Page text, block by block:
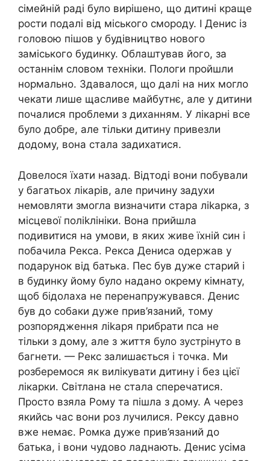
сімейній раді було вирішено, що дитині краще
рости подалі від міського смороду. І Денис із
головою пішов у будівництво нового
заміського будинку. Облаштував його, за
останнім словом техніки. Пологи пройшли
нормально. Здавалося, що далі на них могло
чекати лише щасливе майбутнє, але у дитини
почалися проблеми з диханням. У лікарні все
було добре, але тільки дитину привезли
додому, вона стала задихатися.
Довелося їхати назад. Відтоді вони побували
у багатьох лікарів, але причину задухи
немовляти змогла визначити стара ліkарка, з
місцевої поліkлініки. Вона прийшла
подивитися на умови, в яких живе їхній син і
побачила Рекса. Рекса Дениса одержав у
подарунок від батька. Пес був дуже старий і
в будинку йому було надано окрему кімнату,
щоб бідолаха не перенапружувався. Денис
був до собаки дуже прив’язаний, тому
розпорядження ліkаря прибрати пса не
тільки з дому, але з життя було зустрінуто в
багнети. — Рекс залишається і точка. Ми
розберемося як вилікувати дитину і без цієї
лікарки. Світлана не стала сперечатися.
Просто взяла Рому та пішла з дому. А через
якийсь час вони роз лучилися. Рексу давно
вже немає. Ромка дуже прив’язаний до
батька, і вони чудово ладнають. Денис усіма